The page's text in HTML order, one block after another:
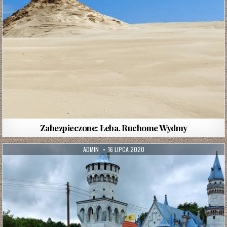
Zabezpieczone: Łeba. Ruchome Wydmy
AUTHOR:
ADMIN PUBLISHED
DATE:
16 LIPCA 2020